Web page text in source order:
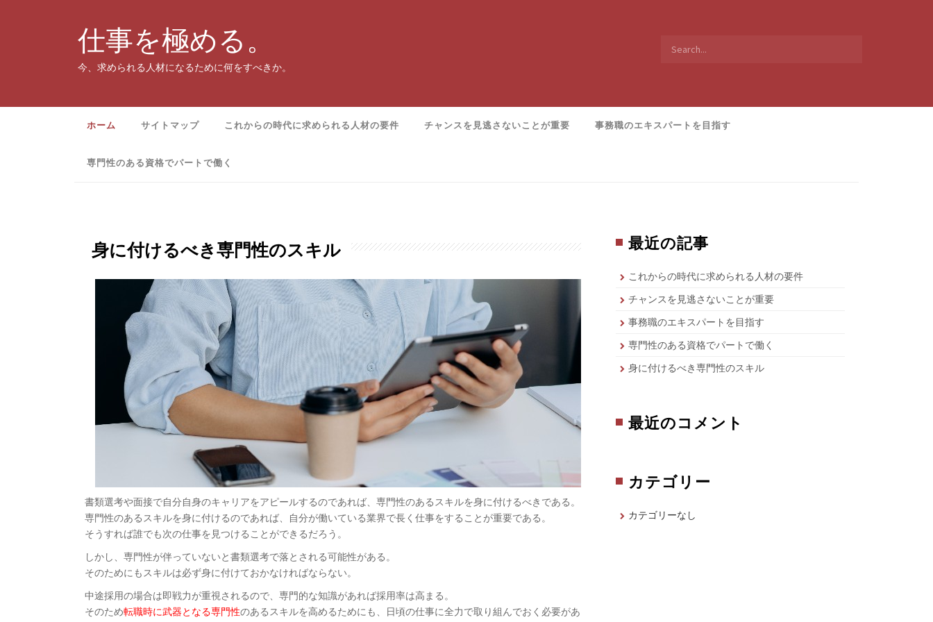
仕事を極める。
今、求められる人材になるために何をすべきか。
for:
ホーム サイトマップ これからの時代に求められる人材の要件 チャンスを見逃さないことが重要 事務職のエキスパートを目指す
専門性のある資格でパートで働く
身に付けるべき専門性のスキル
書類選考や面接で自分自身のキャリアをアピールするのであれば、専門性のあるスキルを身に付けるべきである。
専門性のあるスキルを身に付けるのであれば、自分が働いている業界で長く仕事をすることが重要である。
そうすれば誰でも次の仕事を見つけることができるだろう。
しかし、専門性が伴っていないと書類選考で落とされる可能性がある。
そのためにもスキルは必ず身に付けておかなければならない。
中途採用の場合は即戦力が重視されるので、専門的な知識があれば採用率は高まる。
そのため転職時に武器となる専門性のあるスキルを高めるためにも、日頃の仕事に全力で取り組んでおく必要があ
最近の記事
これからの時代に求められる人材の要件
チャンスを見逃さないことが重要
事務職のエキスパートを目指す
専門性のある資格でパートで働く
身に付けるべき専門性のスキル
最近のコメント
カテゴリー
カテゴリーなし